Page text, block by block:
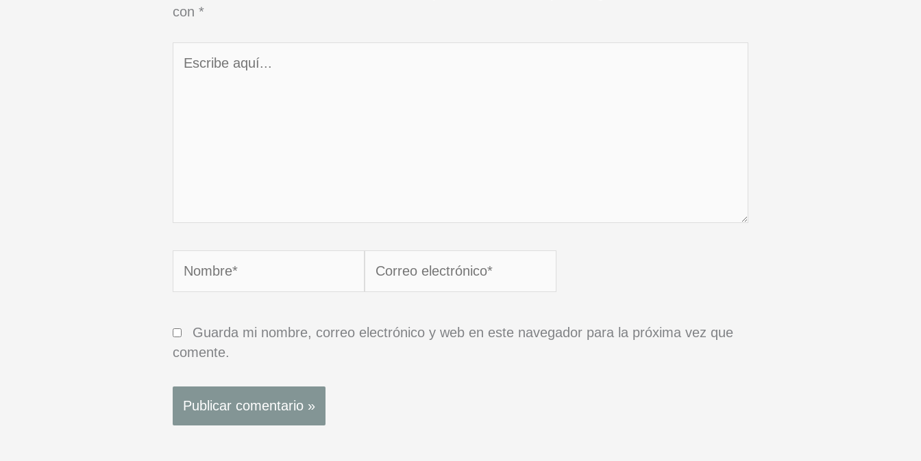
con *
aquí...
electrónico*
Guarda mi nombre, correo electrónico y web en este navegador para la próxima vez que
comente.